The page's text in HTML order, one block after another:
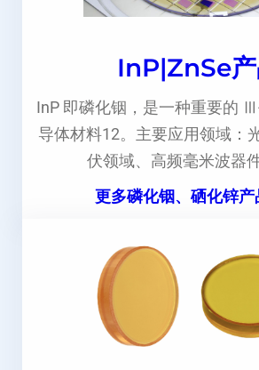
InP|ZnSe
InP 即磷化铟，是一种重要的
导体材料12。主要应用领域：
伏领域、高频毫米波器
更多磷化铟、硒化锌产